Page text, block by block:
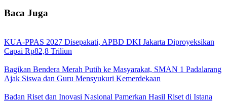
Baca Juga
KUA-PPAS 2027 Disepakati, APBD DKI Jakarta Diproyeksikan
Capai Rp82,8 Triliun
Bagikan Bendera Merah Putih ke Masyarakat, SMAN 1 Padalarang
Ajak Siswa dan Guru Mensyukuri Kemerdekaan
Badan Riset dan Inovasi Nasional Pamerkan Hasil Riset di Istana